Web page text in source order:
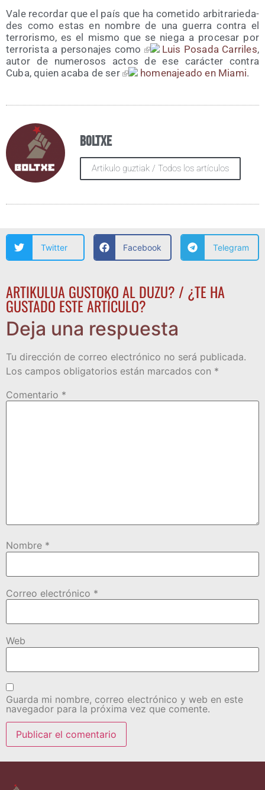
Vale recor­dar que el país que ha come­ti­do arbi­tra­rie­da­
des como estas en nom­bre de una gue­rra con­tra el
terro­ris­mo, es el mis­mo que se nie­ga a pro­ce­sar por
terro­ris­ta a per­so­na­jes como
Luis Posa­da Carri­les,
autor de nume­ro­sos actos de ese carác­ter con­tra
Cuba, quien aca­ba de ser
home­na­jea­do en Mia­mi.
Boltxe
Artikulo guztiak / Todos los artículos
Twitter Facebook Telegram
ARTIKULUA GUSTOKO AL DUZU? / ¿TE HA
GUSTADO ESTE ARTÍCULO?
Deja una respuesta
Tu dirección de correo electrónico no será publicada.
Los campos obligatorios están marcados con *
Comentario *
Nombre *
Correo electrónico *
Web
Guarda mi nombre, correo electrónico y web en este
navegador para la próxima vez que comente.